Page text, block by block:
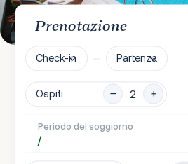
Prenotazione
Check-in Partenza
Ospiti
Periodo del soggiorno
/